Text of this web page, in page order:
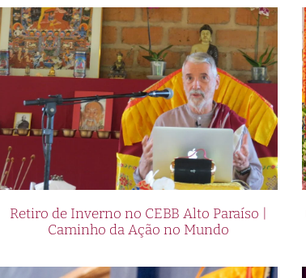
Retiro de Inverno no CEBB Alto Paraíso |
Caminho da Ação no Mundo